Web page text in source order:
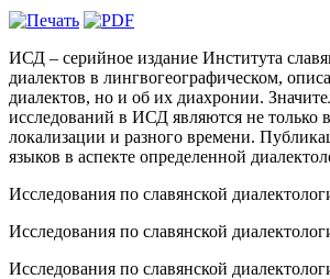
ИСД – серийное издание Института
диалектов в лингвогеографическом,
диалектов, но и об их диахронии.
исследований в ИСД являются не только
локализации и разного времени.
языков в аспекте определенной
Исследования по славянской
Исследования по славянской
Исследования по славянской